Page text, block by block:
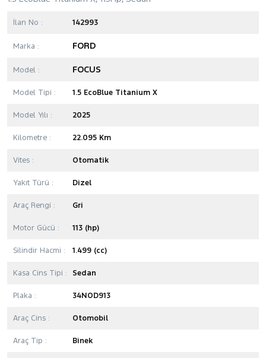
İlan No : 142993
Marka : FORD
Model : FOCUS
Model Tipi : 1.5 EcoBlue Titanium X
Model Yılı : 2025
Kilometre : 22.095 Km
Vites : Otomatik
Yakıt Türü : Dizel
Araç Rengi : Gri
Motor Gücü : 113 (hp)
Silindir Hacmi : 1.499 (cc)
Kasa Cins Tipi : Sedan
Plaka : 34NOD913
Araç Cins : Otomobil
Araç Tip : Binek